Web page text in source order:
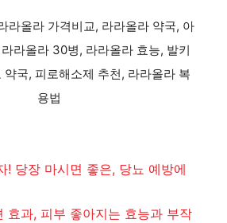
라올라 가격비교, 라라올라 약국, 아
라올라 30병, 라라올라 효능, 발키
약국, 피로해소제 추천, 라라올라 복
용법
! 당장 마시면 좋은, 당뇨 예방에
효과, 피부 좋아지는 효능과 부작